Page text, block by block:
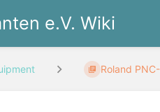
e.V. Wiki
Roland